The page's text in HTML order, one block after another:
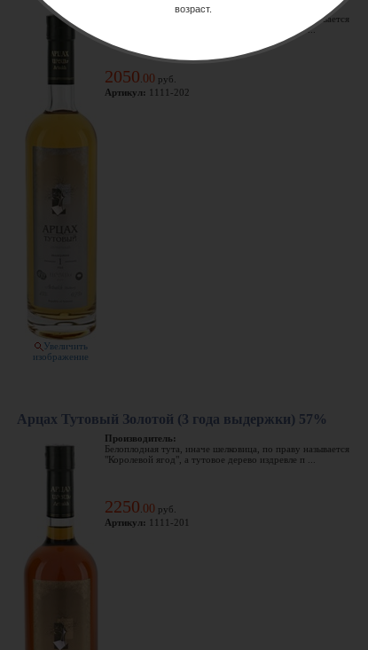
Увеличить
изображение
Производитель:
Белоплодная тута, иначе шелковица, по праву называется
"Королевой ягод", а тутовое дерево издревле п ...
2050 00 руб.
Артикул: 1111-202
Арцах Тутовый Золотой (3 года выдержки) 57%
Производитель:
Белоплодная тута, иначе шелковица, по праву называется
"Королевой ягод", а тутовое дерево издревле п ...
2250 00 руб.
Артикул: 1111-201
возраст.